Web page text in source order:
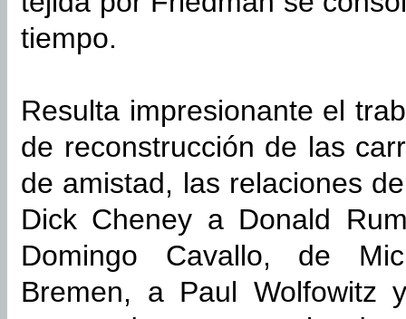
tiempo.
Resulta impresionante el
de reconstrucción de las
de amistad, las relaciones
Dick Cheney a Donald
Domingo Cavallo, de
Bremen, a Paul